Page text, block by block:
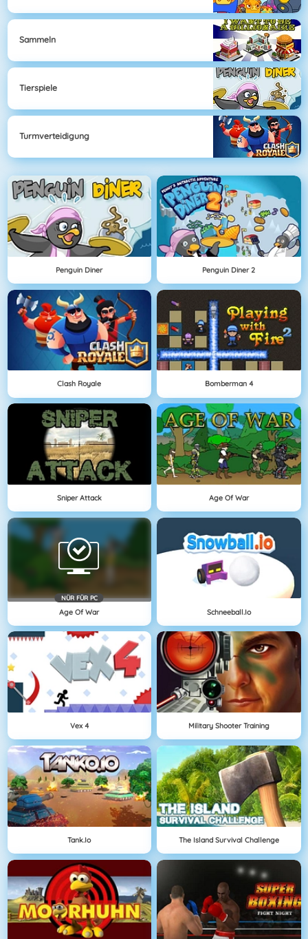
Sammeln
Tierspiele
Turmverteidigung
Penguin Diner Penguin Diner 2
Clash Royale Bomberman 4
Sniper Attack Age Of War
NÜR FÜR PC
Age Of War Schneeball.io
Vex 4 Military Shooter Training
Tank.io The Island Survival Challenge